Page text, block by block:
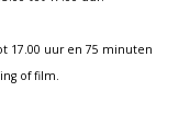
17.00 uur en 75 minuten
of film.